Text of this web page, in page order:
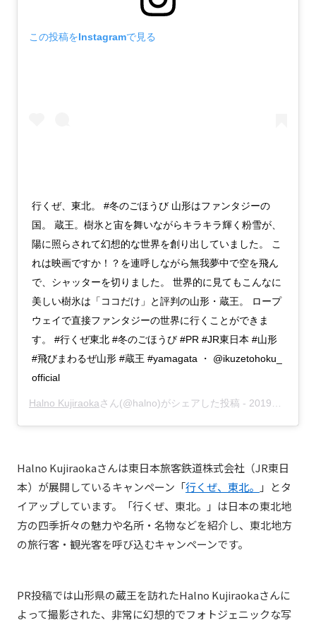
この投稿をInstagramで見る
行くぜ、東北。 #冬のごほうび 山形はファンタジーの
国。 蔵王。樹氷と宙を舞いながらキラキラ輝く粉雪が、
陽に照らされて幻想的な世界を創り出していました。 こ
れは映画ですか！？を連呼しながら無我夢中で空を飛ん
で、シャッターを切りました。 世界的に見てもこんなに
美しい樹氷は「ココだけ」と評判の山形・蔵王。 ロープ
ウェイで直接ファンタジーの世界に行くことができま
す。 #行くぜ東北 #冬のごほうび #PR #JR東日本 #山形
#飛びまわるぜ山形 #蔵王 #yamagata ・ @ikuzetohoku_
official
Halno Kujiraokaさん(@halno)がシェアした投稿 - 2019年 2月月5日午前3時04分PST
Halno Kujiraokaさんは東日本旅客鉄道株式会社（JR東日
本）が展開しているキャンペーン「行くぜ、東北。
」とタ
イアップしています。「行くぜ、東北。」は日本の東北地
方の四季折々の魅力や名所・名物などを紹介し、東北地方
の旅行客・観光客を呼び込むキャンペーンです。
PR投稿では山形県の蔵王を訪れたHalno Kujiraokaさんに
よって撮影された、非常に幻想的でフォトジェニックな写